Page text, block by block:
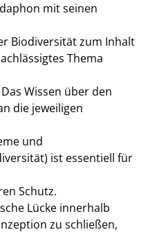
mit seinen
Biodiversität zum Inhalt
Thema
Wissen über den
die jeweiligen
und
ist essentiell für
Schutz.
Lücke innerhalb
zu schließen,